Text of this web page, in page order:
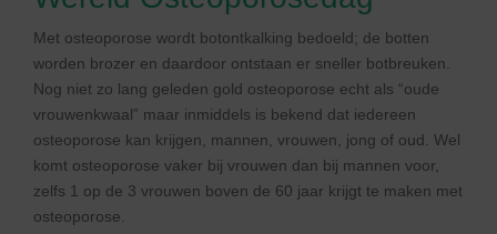
Met osteoporose wordt botontkalking bedoeld; de botten
worden brozer en daardoor ontstaan er sneller botbreuken.
Nog niet zo lang geleden gold osteoporose echt als “oude
vrouwenkwaal” maar inmiddels is bekend dat iedereen
osteoporose kan krijgen, mannen, vrouwen, jong of oud. Wel
komt osteoporose vaker bij vrouwen dan bij mannen voor,
zelfs 1 op de 3 vrouwen boven de 60 jaar krijgt te maken met
osteoporose.